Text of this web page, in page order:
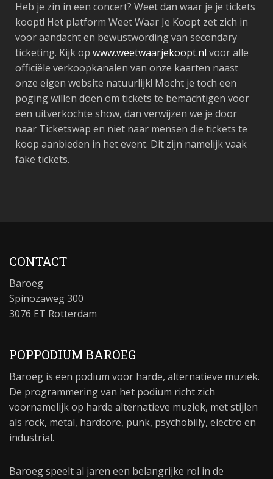
Heb je zin in een concert? Weet dan waar je je tickets
koopt! Het platform Weet Waar Je Koopt zet zich in
voor aandacht en bewustwording van secondary
ticketing. Kijk op www.weetwaarjekoopt.nl voor alle
officiële verkoopkanalen van onze kaarten naast
onze eigen website natuurlijk! Mocht je toch een
poging willen doen om tickets te bemachtigen voor
een uitverkochte show, dan verwijzen we je door
naar Ticketswap en niet naar mensen die tickets te
koop aanbieden in het event. Dit zijn namelijk vaak
fake tickets.
CONTACT
Baroeg
Spinozaweg 300
3076 ET Rotterdam
POPPODIUM BAROEG
Baroeg is een podium voor harde, alternatieve muziek.
De programmering van het podium richt zich
voornamelijk op harde alternatieve muziek, met stijlen
als rock, metal, hardcore, punk, psychobilly, electro en
industrial.
Baroeg speelt al jaren een belangrijke rol in de